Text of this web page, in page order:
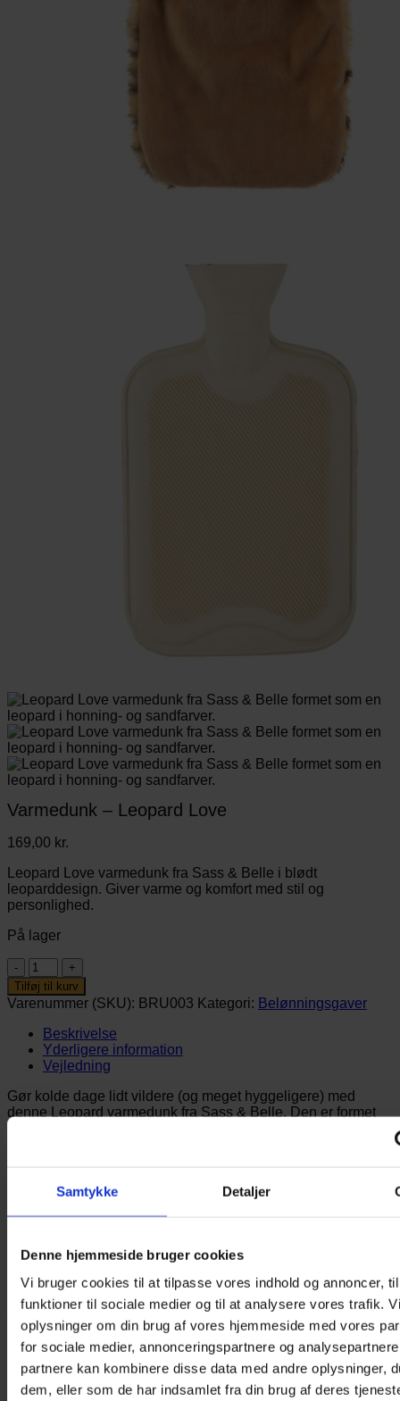
Samtykke Detaljer
Denne hjemmeside bruger cookies
Vi bruger cookies til at tilpasse vores indhold og annoncer,
funktioner til sociale medier og til at analysere vores trafik.
oplysninger om din brug af vores hjemmeside med vores
for sociale medier, annonceringspartnere og
partnere kan kombinere disse data med andre oplysninger,
dem, eller som de har indsamlet fra din brug af deres
Varmedunk – Leopard Love
169,00 kr.
Leopard Love varmedunk fra Sass & Belle i blødt
leoparddesign. Giver varme og komfort med stil og
personlighed.
På lager
Varmedunk
-
Leopard
Love
antal
Tilføj til kurv
Varenummer (SKU): BRU003 Kategori: Belønningsgaver
Beskrivelse
Yderligere information
Vejledning
Gør kolde dage lidt vildere (og meget hyggeligere) med
denne Leopard varmedunk fra Sass & Belle. Den er formet
Bag det bløde betræk gemmer sig en klassisk
varmen længe. Ideel til at lindre spændte muskler, give ro i
eller i sengen.
Leopard Love er oplagt som gave til både unge og voksne –
særligt til dem, der elsker design med personlighed, og som
værdsætter funktionelt tilbehør i hverdagen.
Produktinformation:
Mål: L 30,5 x B 2,5 x H 19,5 cm